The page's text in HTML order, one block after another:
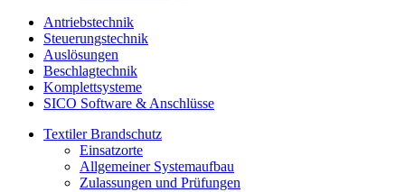
Antriebstechnik
Steuerungstechnik
Auslösungen
Beschlagtechnik
Komplettsysteme
SICO Software & Anschlüsse
Textiler Brandschutz
Einsatzorte
Allgemeiner Systemaufbau
Zulassungen und Prüfungen